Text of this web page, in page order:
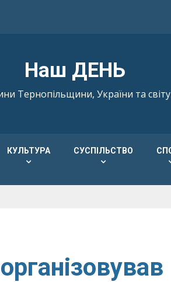
Наш ДЕНЬ
Тернопільщини, України та світу
КУЛЬТУРА СУСПІЛЬСТВО